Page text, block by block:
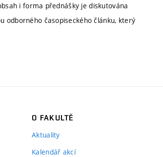
i forma přednášky je diskutována
odborného časopiseckého článku, který
O FAKULTĚ
Aktuality
Kalendář akcí